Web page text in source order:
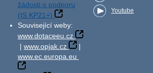
žádosti o podporu
(IS KP21+)
Související weby:
www.dotaceeu.cz
| www.opjak.cz
|
www.ec.europa.eu
Youtube